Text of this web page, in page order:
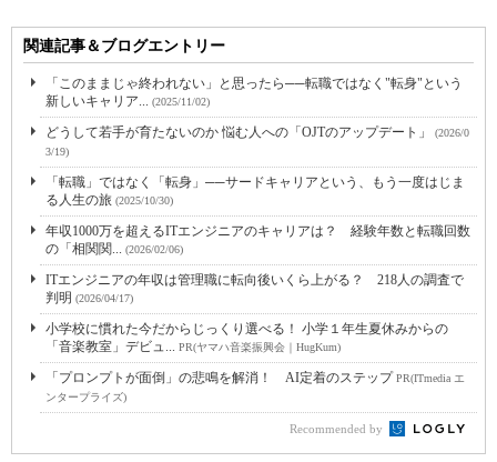
関連記事＆ブログエントリー
「このままじゃ終われない」と思ったら──転職ではなく"転身"という
新しいキャリア... (2025/11/02)
どうして若手が育たないのか 悩む人への「OJTのアップデート」
(2026/0
3/19)
「転職」ではなく「転身」──サードキャリアという、もう一度はじま
る人生の旅 (2025/10/30)
年収1000万を超えるITエンジニアのキャリアは？ 経験年数と転職回数
の「相関関... (2026/02/06)
ITエンジニアの年収は管理職に転向後いくら上がる？ 218人の調査で
判明 (2026/04/17)
小学校に慣れた今だからじっくり選べる！ 小学１年生夏休みからの
「音楽教室」デビュ... PR(ヤマハ音楽振興会｜HugKum)
「プロンプトが面倒」の悲鳴を解消！ AI定着のステップPR(ITmedia エ
ンタープライズ)
Recommended by